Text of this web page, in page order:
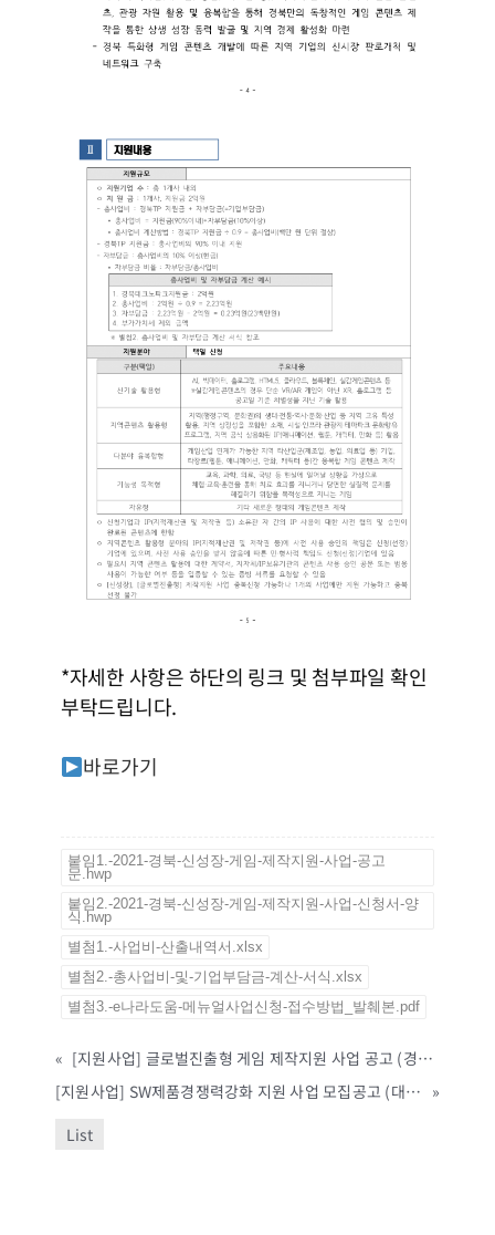
*자세한 사항은 하단의 링크 및 첨부파일 확인
부탁드립니다.
바로가기
붙임1.-2021-경북-신성장-게임-제작지원-사업-공고
문.hwp
붙임2.-2021-경북-신성장-게임-제작지원-사업-신청서-양
식.hwp
별첨1.-사업비-산출내역서.xlsx
별첨2.-총사업비-및-기업부담금-계산-서식.xlsx
별첨3.-e나라도움-메뉴얼사업신청-접수방법_발췌본.pdf
«
[지원사업] 글로벌진출형 게임 제작지원 사업 공고 (경북테크노파크, ~4/14까지)
[지원사업] SW제품경쟁력강화 지원 사업 모집공고 (대전정보문화산업진흥원, ~11/30까지) »
List